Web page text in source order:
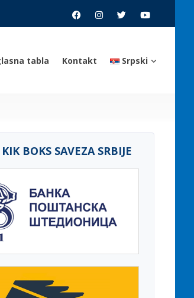
tabla Kontakt Srpski
BOKS SAVEZA SRBIJE